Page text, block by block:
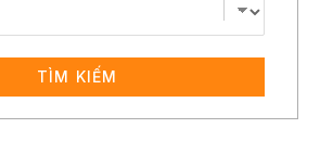
TÌM KIẾM